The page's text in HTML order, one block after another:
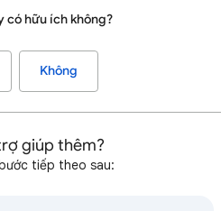
có hữu ích không?
Không
giúp thêm?
tiếp theo sau: